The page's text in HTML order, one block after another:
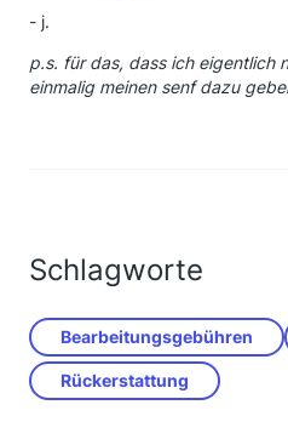
- j.
p.s. für das, dass ich eigentlich
einmalig meinen senf dazu
Schlagworte
Bearbeitungsgebühren
Rückerstattung